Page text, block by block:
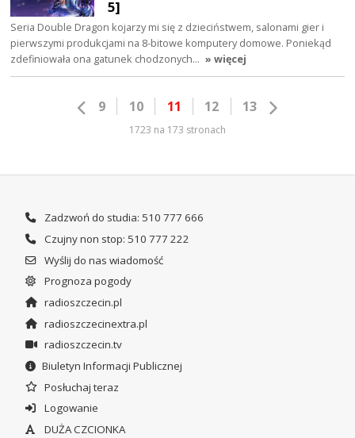
5]
Seria Double Dragon kojarzy mi się z dzieciństwem, salonami gier i
pierwszymi produkcjami na 8-bitowe komputery domowe. Poniekąd
zdefiniowała ona gatunek chodzonych… » więcej
9 10 11 12 13
1723 na 173 stronach
Zadzwoń do studia: 510 777 666
Czujny non stop: 510 777 222
Wyślij do nas wiadomość
Prognoza pogody
radioszczecin.pl
radioszczecinextra.pl
radioszczecin.tv
Biuletyn Informacji Publicznej
Posłuchaj teraz
Logowanie
DUŻA CZCIONKA